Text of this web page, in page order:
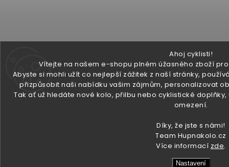
Ahoj cyklisti!
Vítejte na našem e-shopu plném úžasného zboží
Abyste si mohli užít co nejlepší zážitek z naší stránky,
přizpůsobit naši nabídku vašim zájmům, personalizovat
Tak ať už hledáte nové kolo, přilbu nebo cyklistické
omezení.
Díky, že jste s námi!
Team Hupnakolo.cz
Více informací zde.
Nastavení